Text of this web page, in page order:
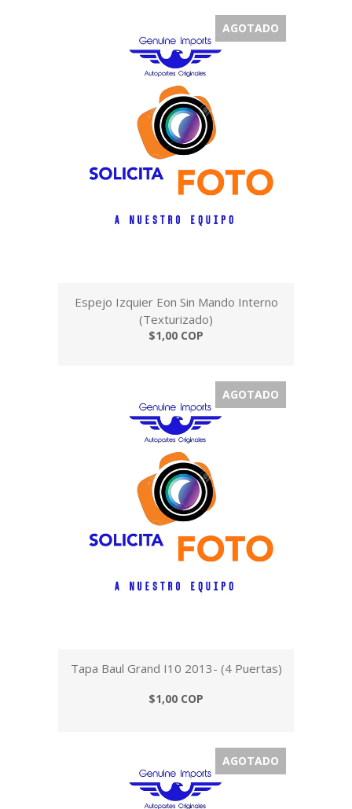
AGOTADO
Espejo Izquier Eon Sin Mando Interno
(Texturizado)
$1,00 COP
AGOTADO
Tapa Baul Grand I10 2013- (4 Puertas)
$1,00 COP
AGOTADO